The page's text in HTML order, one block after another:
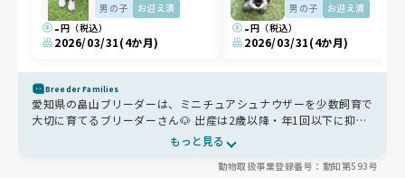
男の子 お迎え済
-円（税込）
2026/03/31(4か月)
男の子 お迎え済
-円（税込）
2026/03/31(4か月)
Breeder Families
愛知県の畠山ブリーダーは、ミニチュアシュナウザーを少数飼育で
大切に育てるブリーダーさん🐶 出産は2歳以降・年1回以下に抑
え、母犬の体にやさしい繁殖を心がけています。 ワンちゃんたち
は家の中で自由に過ごし、毎日のお散歩やドッグランでのびのび🎵
食事も太りやすい体質を考え、グレインフリーのフードで健康をサ
もっと見る
動物取扱事業登録番号：動知第593号